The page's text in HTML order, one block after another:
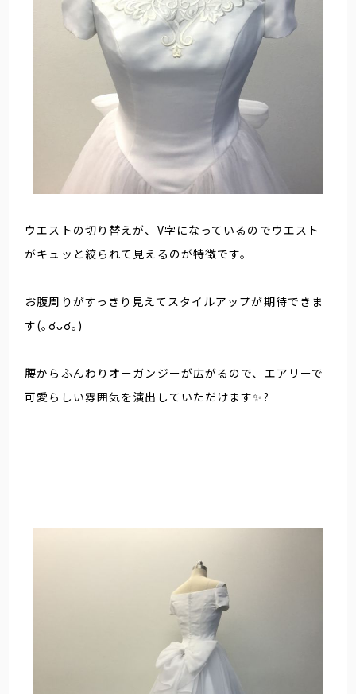
ウエストの切り替えが、V字になっているのでウエスト
がキュッと絞られて見えるのが特徴です。
お腹周りがすっきり見えてスタイルアップが期待できま
す(｡☌ᴗ☌｡)
腰からふんわりオーガンジーが広がるので、エアリーで
可愛らしい雰囲気を演出していただけます✨?